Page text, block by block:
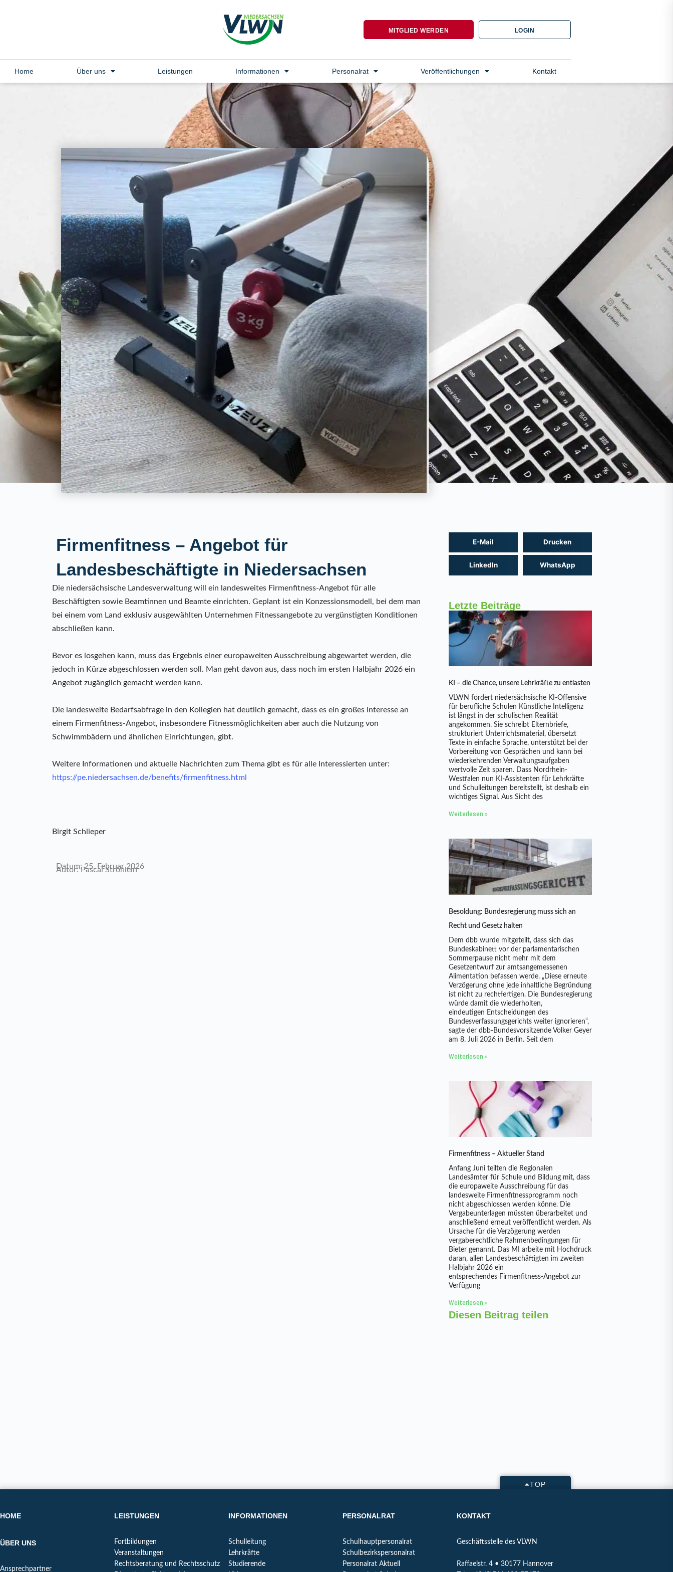
MITGLIED WERDEN LOGIN
Home Über uns Leistungen Informationen Personalrat Veröffentlichungen Kontakt
Firmenfitness – Angebot für
Landesbeschäftigte in Niedersachsen
Die niedersächsische Landesverwaltung will ein landesweites Firmenfitness-Angebot für alle
Beschäftigten sowie Beamtinnen und Beamte einrichten. Geplant ist ein Konzessionsmodell, bei dem man
bei einem vom Land exklusiv ausgewählten Unternehmen Fitnessangebote zu vergünstigten Konditionen
abschließen kann.
Bevor es losgehen kann, muss das Ergebnis einer europaweiten Ausschreibung abgewartet werden, die
jedoch in Kürze abgeschlossen werden soll. Man geht davon aus, dass noch im ersten Halbjahr 2026 ein
Angebot zugänglich gemacht werden kann.
Die landesweite Bedarfsabfrage in den Kollegien hat deutlich gemacht, dass es ein großes Interesse an
einem Firmenfitness-Angebot, insbesondere Fitnessmöglichkeiten aber auch die Nutzung von
Schwimmbädern und ähnlichen Einrichtungen, gibt.
Weitere Informationen und aktuelle Nachrichten zum Thema gibt es für alle Interessierten unter:
https://pe.niedersachsen.de/benefits/firmenfitness.html
Birgit Schlieper
Datum: 25. Februar 2026
Autor: Pascal Ströhlein
E-Mail Drucken
LinkedIn WhatsApp
Letzte Beiträge
KI – die Chance, unsere Lehrkräfte zu entlasten
VLWN fordert niedersächsische KI-Offensive
für berufliche Schulen Künstliche Intelligenz
ist längst in der schulischen Realität
angekommen. Sie schreibt Elternbriefe,
strukturiert Unterrichtsmaterial, übersetzt
Texte in einfache Sprache, unterstützt bei der
Vorbereitung von Gesprächen und kann bei
wiederkehrenden Verwaltungsaufgaben
wertvolle Zeit sparen. Dass Nordrhein-
Westfalen nun KI-Assistenten für Lehrkräfte
und Schulleitungen bereitstellt, ist deshalb ein
wichtiges Signal. Aus Sicht des
Weiterlesen »
Besoldung: Bundesregierung muss sich an
Recht und Gesetz halten
Dem dbb wurde mitgeteilt, dass sich das
Bundeskabinett vor der parlamentarischen
Sommerpause nicht mehr mit dem
Gesetzentwurf zur amtsangemessenen
Alimentation befassen werde. „Diese erneute
Verzögerung ohne jede inhaltliche Begründung
ist nicht zu rechtfertigen. Die Bundesregierung
würde damit die wiederholten,
eindeutigen Entscheidungen des
Bundesverfassungsgerichts weiter ignorieren“,
sagte der dbb-Bundesvorsitzende Volker Geyer
am 8. Juli 2026 in Berlin. Seit dem
Weiterlesen »
Firmenfitness – Aktueller Stand
Anfang Juni teilten die Regionalen
Landesämter für Schule und Bildung mit, dass
die europaweite Ausschreibung für das
landesweite Firmenfitnessprogramm noch
nicht abgeschlossen werden könne. Die
Vergabeunterlagen müssten überarbeitet und
anschließend erneut veröffentlicht werden. Als
Ursache für die Verzögerung werden
vergaberechtliche Rahmenbedingungen für
Bieter genannt. Das MI arbeite mit Hochdruck
daran, allen Landesbeschäftigten im zweiten
Halbjahr 2026 ein
entsprechendes Firmenfitness-Angebot zur
Verfügung
Weiterlesen »
Diesen Beitrag teilen
TOP
HOME
ÜBER UNS
Ansprechpartner
LEISTUNGEN
Fortbildungen
Veranstaltungen
Rechtsberatung und Rechtsschutz
INFORMATIONEN
Schulleitung
Lehrkräfte
Studierende
PERSONALRAT
Schulhauptpersonalrat
Schulbezirkspersonalrat
Personalrat Aktuell
KONTAKT
Geschäftsstelle des VLWN
Raffaelstr. 4 • 30177 Hannover